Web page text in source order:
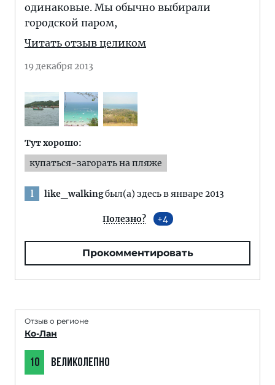
одинаковые. Мы обычно выбирали
городской паром,
Читать отзыв целиком
19 декабря 2013
Тут хорошо:
купаться-загорать на пляже
l like_walkingбыл(а) здесь в январе 2013
Полезно? 4
Прокомментировать
Отзыв о регионе
Ко-Лан
10 ВЕЛИКОЛЕПНО